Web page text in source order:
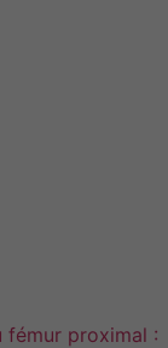
fémur proximal :
Web, en